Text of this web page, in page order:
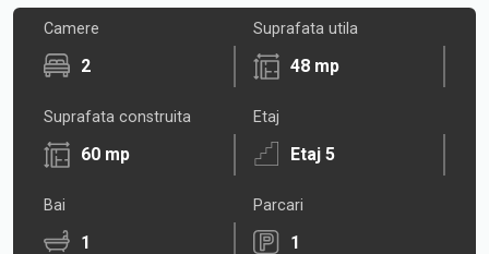
Camere
2
Suprafata utila
48 mp
Suprafata construita
60 mp
Etaj
Etaj 5
Bai
1
Parcari
1